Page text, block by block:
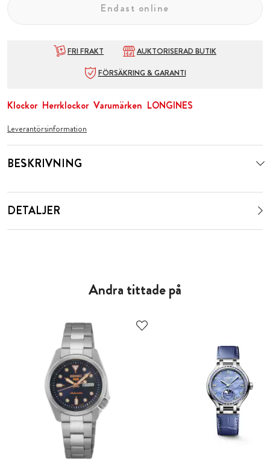
Endast online
FRI FRAKT
AUKTORISERAD BUTIK
FÖRSÄKRING & GARANTI
Klockor Herrklockor Varumärken LONGINES
Leverantörsinformation
BESKRIVNING
DETALJER
Andra tittade på